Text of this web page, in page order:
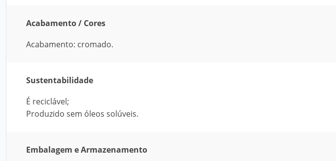
Acabamento / Cores
Acabamento: cromado.
Sustentabilidade
É reciclável;
Produzido sem óleos solúveis.
Embalagem e Armazenamento